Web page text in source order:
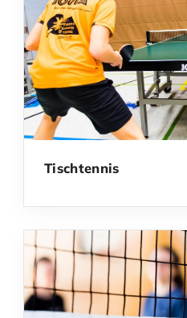
Tischtennis